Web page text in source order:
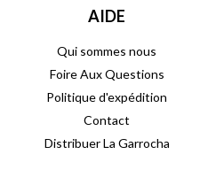
AIDE
Qui sommes nous
Foire Aux Questions
Politique d'expédition
Contact
Distribuer La Garrocha